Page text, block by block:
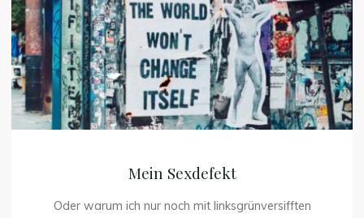
Mein Sexdefekt
Oder warum ich nur noch mit linksgrünversifften